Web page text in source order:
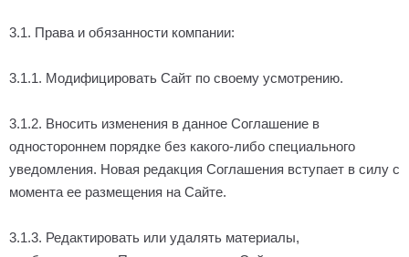
3.1. Права и обязанности компании:
3.1.1. Модифицировать Сайт по своему усмотрению.
3.1.2. Вносить изменения в данное Соглашение в
одностороннем порядке без какого-либо специального
уведомления. Новая редакция Соглашения вступает в силу с
момента ее размещения на Сайте.
3.1.3. Редактировать или удалять материалы,